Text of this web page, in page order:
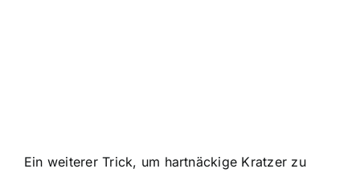
Ein weiterer Trick, um hartnäckige Kratzer zu